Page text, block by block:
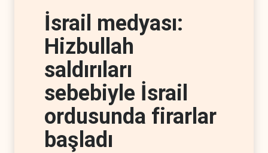
İsrail medyası:
Hizbullah
saldırıları
sebebiyle İsrail
ordusunda firarlar
başladı